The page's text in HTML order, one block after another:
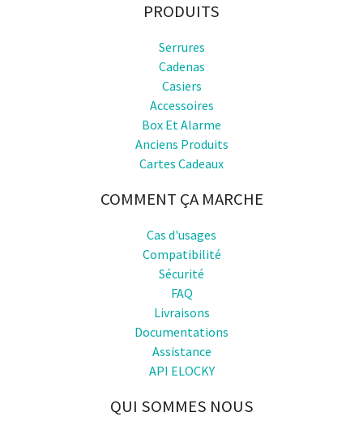
PRODUITS
Serrures
Cadenas
Casiers
Accessoires
Box Et Alarme
Anciens Produits
Cartes Cadeaux
COMMENT ÇA MARCHE
Cas d'usages
Compatibilité
Sécurité
FAQ
Livraisons
Documentations
Assistance
API ELOCKY
QUI SOMMES NOUS